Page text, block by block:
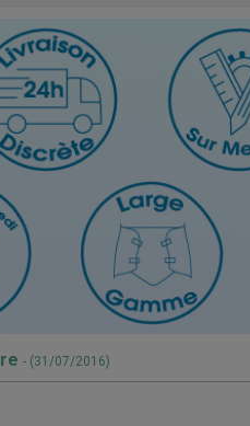
- (31/07/2016)